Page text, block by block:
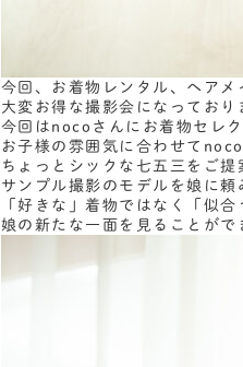
今回、お着物レンタル、ヘア
大変お得な撮影会になっており
今回はnocoさんにお着物セレ
お子様の雰囲気に合わせて
ちょっとシックな七五三をご提
サンプル撮影のモデルを娘に頼
「好きな」着物ではなく「似
娘の新たな一面を見ることがで